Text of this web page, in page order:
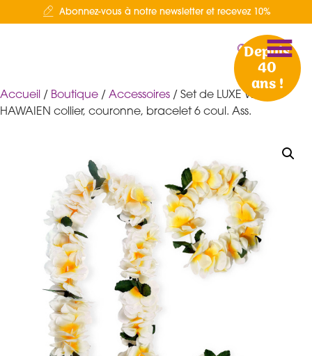
Abonnez-vous à notre newsletter et recevez 10%
Depuis
40
ans !
Accueil / Boutique / Accessoires / Set de LUXE WAIKIKI
HAWAIEN collier, couronne, bracelet 6 coul. Ass.